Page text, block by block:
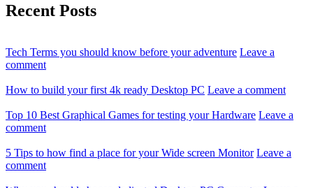
Recent Posts
Tech Terms you should know before your adventure Leave a
comment
How to build your first 4k ready Desktop PC Leave a comment
Top 10 Best Graphical Games for testing your Hardware Leave a
comment
5 Tips to how find a place for your Wide screen Monitor Leave a
comment